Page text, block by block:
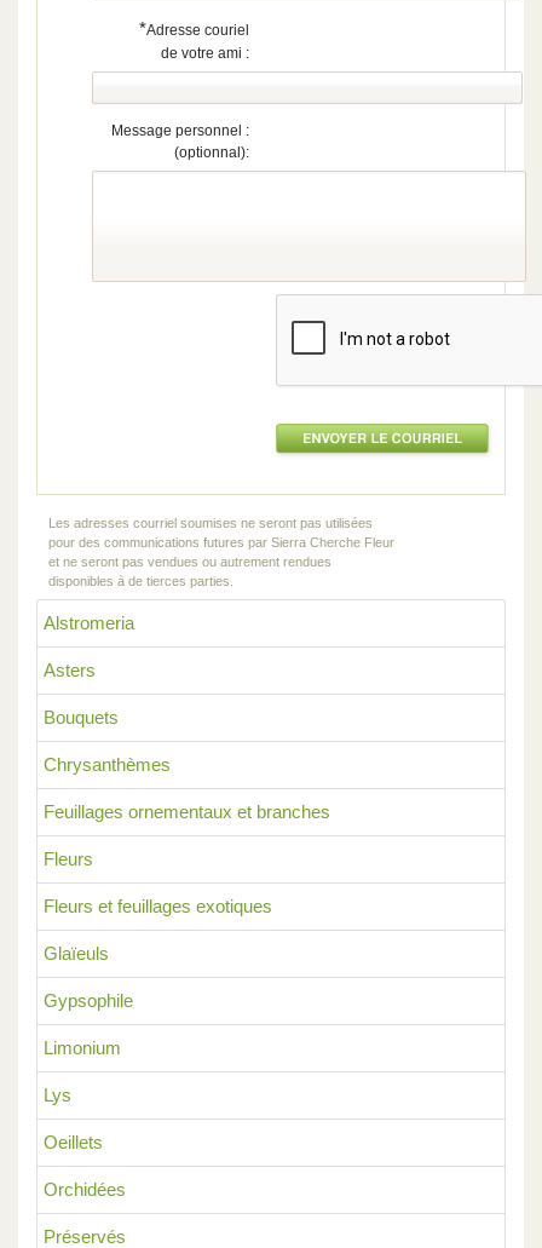
Alstromeria
Asters
Bouquets
Chrysanthèmes
Feuillages ornementaux et branches
Fleurs
Fleurs et feuillages exotiques
Glaïeuls
Gypsophile
Limonium
Lys
Oeillets
Orchidées
Préservés
*Adresse couriel
de votre ami :
Message personnel :
(optionnal):
Les adresses courriel soumises ne seront pas utilisées
pour des communications futures par Sierra Cherche Fleur
et ne seront pas vendues ou autrement rendues
disponibles à de tierces parties.